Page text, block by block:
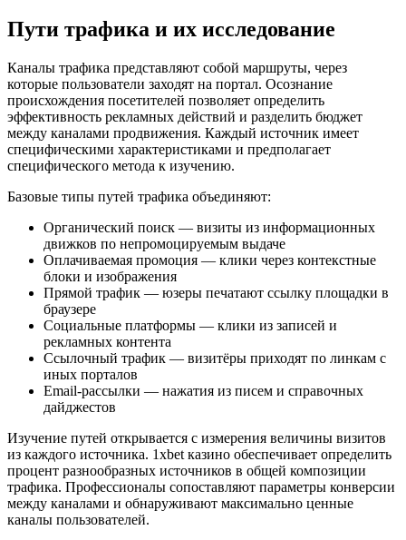
Пути трафика и их исследование
Каналы трафика представляют собой маршруты, через
которые пользователи заходят на портал. Осознание
происхождения посетителей позволяет определить
эффективность рекламных действий и разделить бюджет
между каналами продвижения. Каждый источник имеет
специфическими характеристиками и предполагает
специфического метода к изучению.
Базовые типы путей трафика объединяют:
Органический поиск — визиты из информационных
движков по непромоцируемым выдаче
Оплачиваемая промоция — клики через контекстные
блоки и изображения
Прямой трафик — юзеры печатают ссылку площадки в
браузере
Социальные платформы — клики из записей и
рекламных контента
Ссылочный трафик — визитёры приходят по линкам с
иных порталов
Email-рассылки — нажатия из писем и справочных
дайджестов
Изучение путей открывается с измерения величины визитов
из каждого источника. 1xbet казино обеспечивает определить
процент разнообразных источников в общей композиции
трафика. Профессионалы сопоставляют параметры конверсии
между каналами и обнаруживают максимально ценные
каналы пользователей.